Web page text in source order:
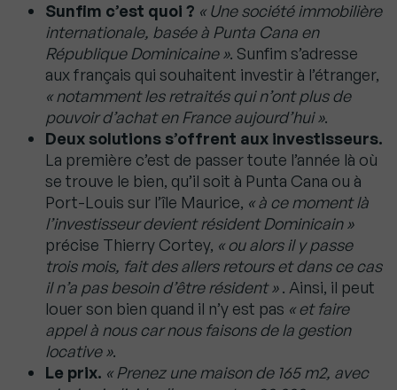
Sunfim c’est quoi ? « Une société immobilière
internationale, basée à Punta Cana en
République Dominicaine ». Sunfim s’adresse
aux français qui souhaitent investir à l’étranger,
« notamment les retraités qui n’ont plus de
pouvoir d’achat en France aujourd’hui ».
Deux solutions s’offrent aux investisseurs.
La première c’est de passer toute l’année là où
se trouve le bien, qu’il soit à Punta Cana ou à
Port-Louis sur l’île Maurice, « à ce moment là
l’investisseur devient résident Dominicain »
précise Thierry Cortey, « ou alors il y passe
trois mois, fait des allers retours et dans ce cas
il n’a pas besoin d’être résident ». Ainsi, il peut
louer son bien quand il n’y est pas « et faire
appel à nous car nous faisons de la gestion
locative ».
Le prix. « Prenez une maison de 165 m2, avec